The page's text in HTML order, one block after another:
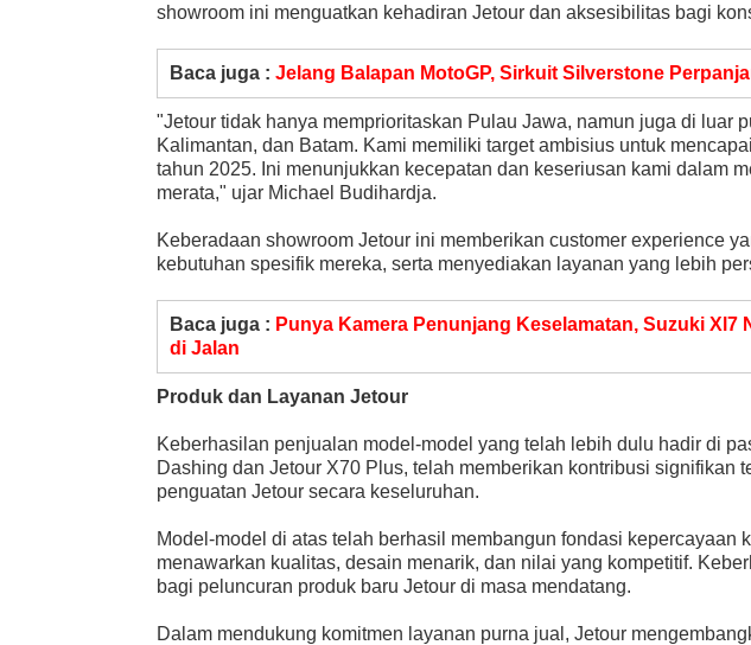
showroom ini menguatkan kehadiran Jetour dan aksesibilitas bagi
Baca juga : Jelang Balapan MotoGP, Sirkuit Silverstone
"Jetour tidak hanya memprioritaskan Pulau Jawa, namun juga di luar
Kalimantan, dan Batam. Kami memiliki target ambisius untuk
tahun 2025. Ini menunjukkan kecepatan dan keseriusan kami dalam
merata," ujar Michael Budihardja.
Keberadaan showroom Jetour ini memberikan customer experience
kebutuhan spesifik mereka, serta menyediakan layanan yang lebih
Baca juga : Punya Kamera Penunjang Keselamatan, Suzuki Xl7
di Jalan
Produk dan Layanan Jetour
Keberhasilan penjualan model-model yang telah lebih dulu hadir di
Dashing dan Jetour X70 Plus, telah memberikan kontribusi signifikan
penguatan Jetour secara keseluruhan.
Model-model di atas telah berhasil membangun fondasi kepercayaan
menawarkan kualitas, desain menarik, dan nilai yang kompetitif.
bagi peluncuran produk baru Jetour di masa mendatang.
Dalam mendukung komitmen layanan purna jual, Jetour